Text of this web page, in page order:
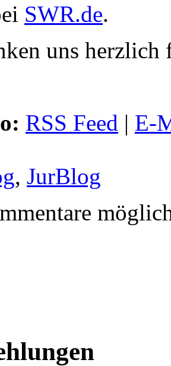
SWR.de.
uns herzlich
RSS Feed | E-
, JurBlog